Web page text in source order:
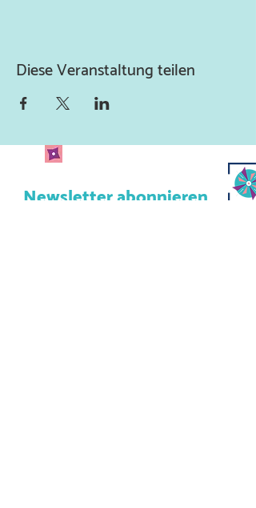
Diese Veranstaltung teilen
Newsletter abonnieren